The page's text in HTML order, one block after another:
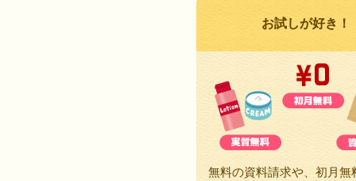
お試しが好き！
無料の資料請求や、初月無